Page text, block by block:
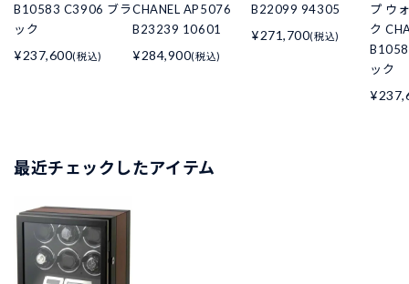
B10583 C3906 ブラ
ック
¥237,600(税込)
CHANEL AP5076
B23239 10601
¥284,900(税込)
B22099 94305
¥271,700(税込)
プ ウ
ク
ック
最近チェックしたアイテム